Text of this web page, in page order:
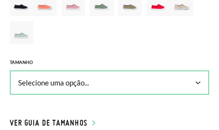
TAMANHO
VER GUIA DE TAMANHOS